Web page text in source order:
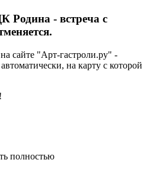
Родина - встреча с
сайте "Арт-гастроли.ру" -
на карту с которой
полностью